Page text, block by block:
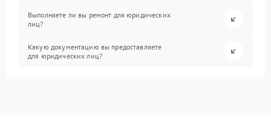
Выполняете ли вы ремонт для юридических
лиц?
Какую документацию вы предоставляете
для юридических лиц?